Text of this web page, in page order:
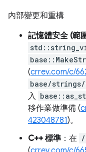
內部變更和重構
記憶體安全 (範
(crrev.com/c/
base/
入
移作業做準備 (
423048781)。
C++ 標準 ：在